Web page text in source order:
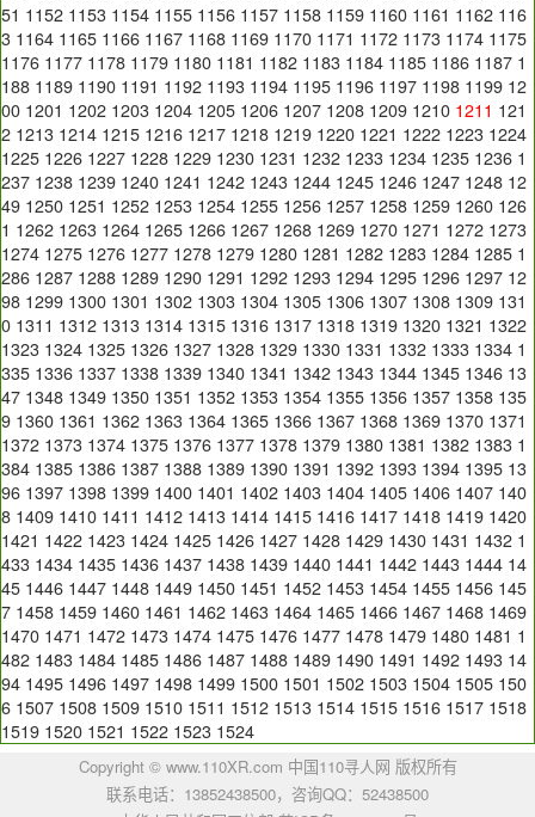
51 1152 1153 1154 1155 1156 1157 1158 1159 1160 1161 1162 116
3 1164 1165 1166 1167 1168 1169 1170 1171 1172 1173 1174 1175
1176 1177 1178 1179 1180 1181 1182 1183 1184 1185 1186 1187 1
188 1189 1190 1191 1192 1193 1194 1195 1196 1197 1198 1199 12
00 1201 1202 1203 1204 1205 1206 1207 1208 1209 1210 1211 121
2 1213 1214 1215 1216 1217 1218 1219 1220 1221 1222 1223 1224
1225 1226 1227 1228 1229 1230 1231 1232 1233 1234 1235 1236 1
237 1238 1239 1240 1241 1242 1243 1244 1245 1246 1247 1248 12
49 1250 1251 1252 1253 1254 1255 1256 1257 1258 1259 1260 126
1 1262 1263 1264 1265 1266 1267 1268 1269 1270 1271 1272 1273
1274 1275 1276 1277 1278 1279 1280 1281 1282 1283 1284 1285 1
286 1287 1288 1289 1290 1291 1292 1293 1294 1295 1296 1297 12
98 1299 1300 1301 1302 1303 1304 1305 1306 1307 1308 1309 131
0 1311 1312 1313 1314 1315 1316 1317 1318 1319 1320 1321 1322
1323 1324 1325 1326 1327 1328 1329 1330 1331 1332 1333 1334 1
335 1336 1337 1338 1339 1340 1341 1342 1343 1344 1345 1346 13
47 1348 1349 1350 1351 1352 1353 1354 1355 1356 1357 1358 135
9 1360 1361 1362 1363 1364 1365 1366 1367 1368 1369 1370 1371
1372 1373 1374 1375 1376 1377 1378 1379 1380 1381 1382 1383 1
384 1385 1386 1387 1388 1389 1390 1391 1392 1393 1394 1395 13
96 1397 1398 1399 1400 1401 1402 1403 1404 1405 1406 1407 140
8 1409 1410 1411 1412 1413 1414 1415 1416 1417 1418 1419 1420
1421 1422 1423 1424 1425 1426 1427 1428 1429 1430 1431 1432 1
433 1434 1435 1436 1437 1438 1439 1440 1441 1442 1443 1444 14
45 1446 1447 1448 1449 1450 1451 1452 1453 1454 1455 1456 145
7 1458 1459 1460 1461 1462 1463 1464 1465 1466 1467 1468 1469
1470 1471 1472 1473 1474 1475 1476 1477 1478 1479 1480 1481 1
482 1483 1484 1485 1486 1487 1488 1489 1490 1491 1492 1493 14
94 1495 1496 1497 1498 1499 1500 1501 1502 1503 1504 1505 150
6 1507 1508 1509 1510 1511 1512 1513 1514 1515 1516 1517 1518
1519 1520 1521 1522 1523 1524
Copyright © www.110XR.com 中国110寻人网 版权所有
联系电话：13852438500，咨询QQ： 52438500